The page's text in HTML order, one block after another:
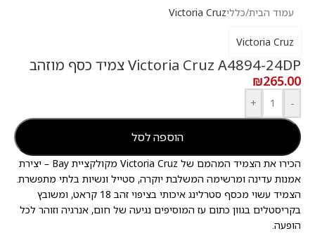
עמוד הבית/כלליVictoria Cruz
Victoria Cruz A4894-24DP צמיד כסף מוזהב
Victoria Cruz
₪265.00
-
+
הוספה לסל
הכירו את הצמיד המהמם של Victoria Cruz מקולקציית Bay – יצירת
אמנות עדינה ומרשימה המשלבת יוקרה, סטייל ונשיות בלתי מתפשרת.
הצמיד עשוי מכסף סטרלינג איכותי בציפוי זהב 18 קראט, ומשובץ
בקריסטלים בגוון כתום עז המוסיפים נגיעה של חום, אנרגיה וזוהר לכל
הופעה.